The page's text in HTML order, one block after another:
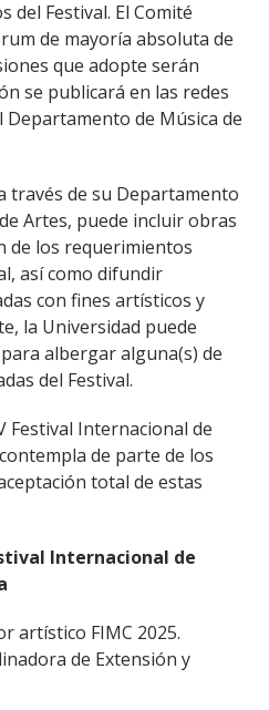
del Festival. El Comité
de mayoría absoluta de
que adopte serán
se publicará en las redes
Departamento de Música de
través de su Departamento
Artes, puede incluir obras
de los requerimientos
así como difundir
con fines artísticos y
la Universidad puede
albergar alguna(s) de
del Festival.
Festival Internacional de
de parte de los
total de estas
Internacional de
artístico FIMC 2025.
de Extensión y